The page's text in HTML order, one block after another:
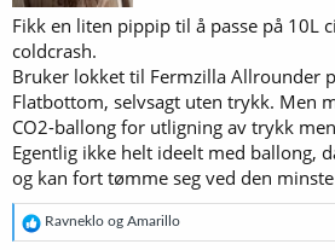
Fikk en liten pippip til å passe på 10L
coldcrash.
Bruker lokket til Fermzilla Allrounder
Flatbottom, selvsagt uten trykk. Men
CO2-ballong for utligning av trykk
Egentlig ikke helt ideelt med ballong,
og kan fort tømme seg ved den
R
e
Ravneklo og Amarillo